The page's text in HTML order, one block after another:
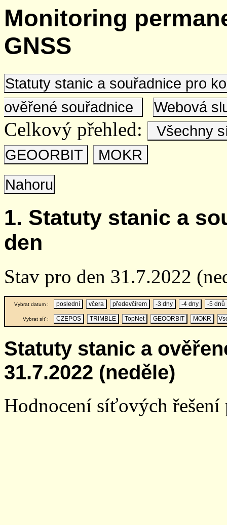
Monitoring
GNSS
Statuty stanic a souřadnice pro
ověřené souřadnice
Webová
Celkový přehled:
Všechny
GEOORBIT
MOKR
Nahoru
1. Statuty stanic a
den
Stav pro den 31.7.2022
Vybrat datum : poslední včera předevčírem -3 dny -4 dny -5 dnů
Vybrat síť : CZEPOS TRIMBLE TopNet GEOORBIT MOKR
Statuty stanic a
31.7.2022 (neděle)
Hodnocení síťových